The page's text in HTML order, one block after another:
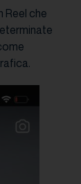
Reel che